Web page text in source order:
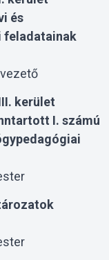
és
feladatainak
kerület
I. számú